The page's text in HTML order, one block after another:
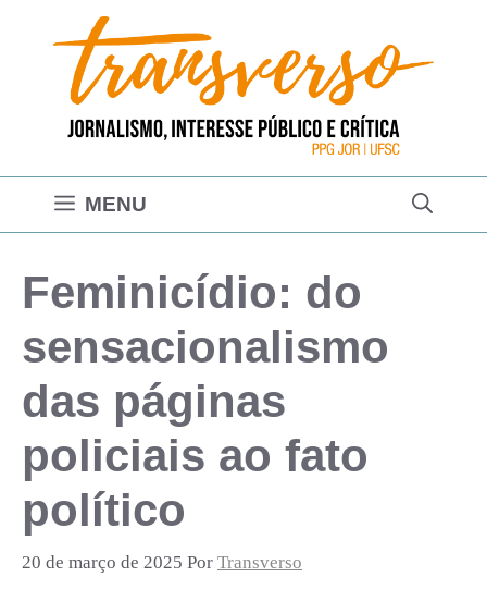
conteúdo
MENU
Feminicídio: do
sensacionalismo
das páginas
policiais ao fato
político
20 de março de 2025 Por Transverso